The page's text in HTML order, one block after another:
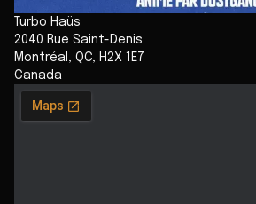
Turbo Haüs
2040 Rue Saint-Denis
Montréal , QC, H2X 1E7
Canada